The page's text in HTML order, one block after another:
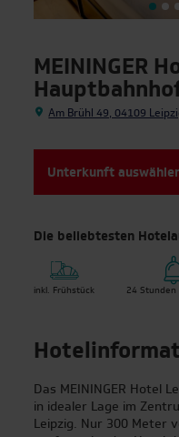
|
MEININGER
Am Brühl 49, 04109
Unterkunft
Die beliebtesten
inkl. Frühstück 24 Stunden
Das MEININGER Hotel
in idealer Lage im
Leipzig. Nur 300 Meter